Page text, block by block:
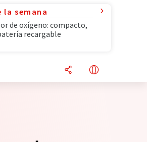
la semana
de oxígeno: compacto,
recargable